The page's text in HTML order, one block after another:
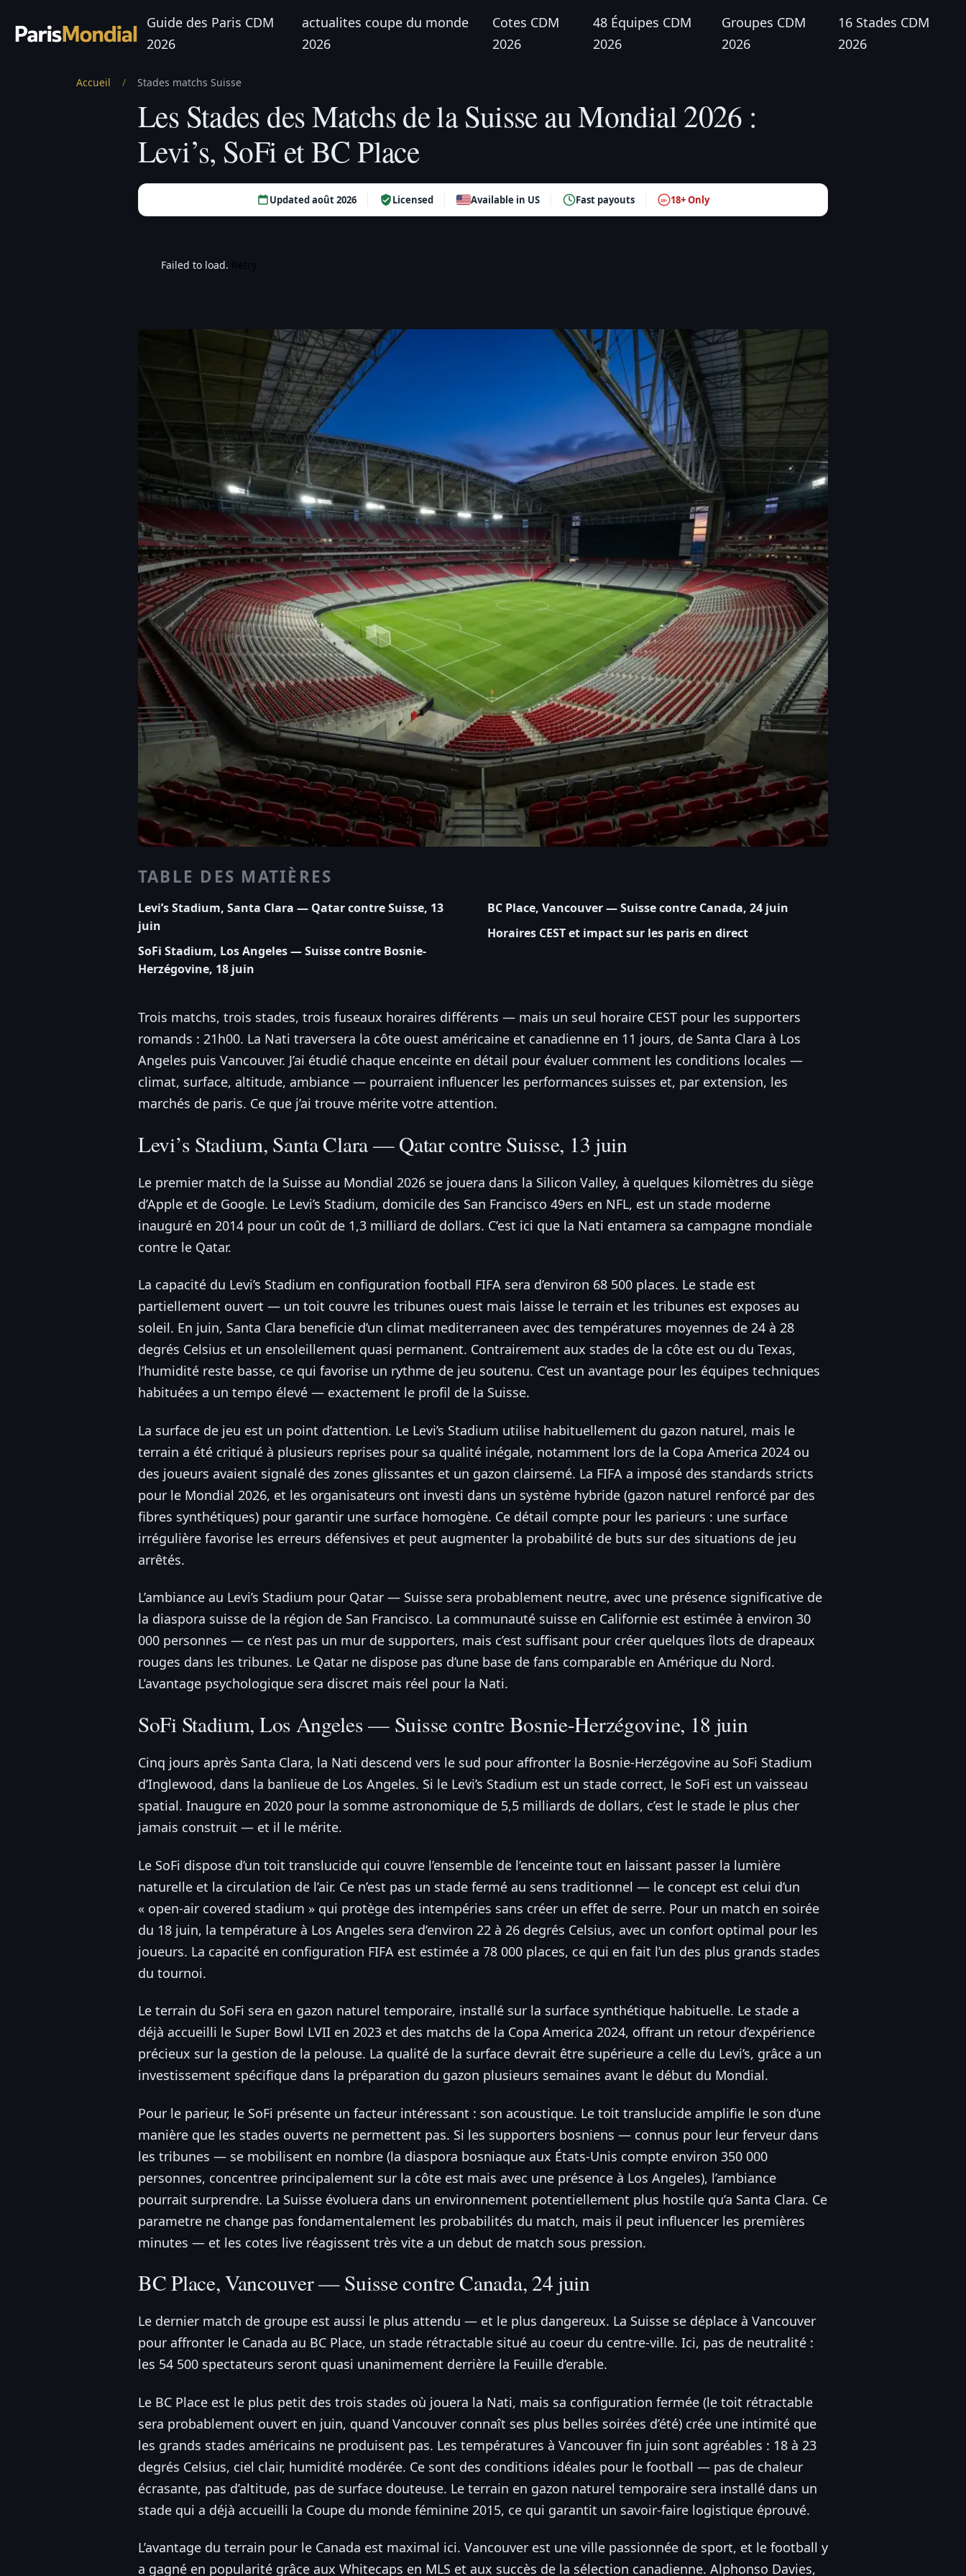
Guide des Paris CDM
2026
actualites coupe du monde
2026
Cotes CDM
2026
48 Équipes CDM
2026
Groupes CDM
2026
16 Stades CDM
2026
Accueil / Stades matchs Suisse
Les Stades des Matchs de la Suisse au Mondial 2026 :
Levi’s, SoFi et BC Place
Updated août 2026 Licensed Available in US Fast payouts 18+ 18+ Only
Failed to load.
TABLE DES MATIÈRES
Levi’s Stadium, Santa Clara — Qatar contre Suisse, 13
juin
SoFi Stadium, Los Angeles — Suisse contre Bosnie-
Herzégovine, 18 juin
BC Place, Vancouver — Suisse contre Canada, 24 juin
Horaires CEST et impact sur les paris en direct
Trois matchs, trois stades, trois fuseaux horaires différents — mais un seul horaire CEST pour les supporters
romands : 21h00. La Nati traversera la côte ouest américaine et canadienne en 11 jours, de Santa Clara à Los
Angeles puis Vancouver. J’ai étudié chaque enceinte en détail pour évaluer comment les conditions locales —
climat, surface, altitude, ambiance — pourraient influencer les performances suisses et, par extension, les
marchés de paris. Ce que j’ai trouve mérite votre attention.
Levi’s Stadium, Santa Clara — Qatar contre Suisse, 13 juin
Le premier match de la Suisse au Mondial 2026 se jouera dans la Silicon Valley, à quelques kilomètres du siège
d’Apple et de Google. Le Levi’s Stadium, domicile des San Francisco 49ers en NFL, est un stade moderne
inauguré en 2014 pour un coût de 1,3 milliard de dollars. C’est ici que la Nati entamera sa campagne mondiale
contre le Qatar.
La capacité du Levi’s Stadium en configuration football FIFA sera d’environ 68 500 places. Le stade est
partiellement ouvert — un toit couvre les tribunes ouest mais laisse le terrain et les tribunes est exposes au
soleil. En juin, Santa Clara beneficie d’un climat mediterraneen avec des températures moyennes de 24 à 28
degrés Celsius et un ensoleillement quasi permanent. Contrairement aux stades de la côte est ou du Texas,
l’humidité reste basse, ce qui favorise un rythme de jeu soutenu. C’est un avantage pour les équipes techniques
habituées a un tempo élevé — exactement le profil de la Suisse.
La surface de jeu est un point d’attention. Le Levi’s Stadium utilise habituellement du gazon naturel, mais le
terrain a été critiqué à plusieurs reprises pour sa qualité inégale, notamment lors de la Copa America 2024 ou
des joueurs avaient signalé des zones glissantes et un gazon clairsemé. La FIFA a imposé des standards stricts
pour le Mondial 2026, et les organisateurs ont investi dans un système hybride (gazon naturel renforcé par des
fibres synthétiques) pour garantir une surface homogène. Ce détail compte pour les parieurs : une surface
irrégulière favorise les erreurs défensives et peut augmenter la probabilité de buts sur des situations de jeu
arrêtés.
L’ambiance au Levi’s Stadium pour Qatar — Suisse sera probablement neutre, avec une présence significative de
la diaspora suisse de la région de San Francisco. La communauté suisse en Californie est estimée à environ 30
000 personnes — ce n’est pas un mur de supporters, mais c’est suffisant pour créer quelques îlots de drapeaux
rouges dans les tribunes. Le Qatar ne dispose pas d’une base de fans comparable en Amérique du Nord.
L’avantage psychologique sera discret mais réel pour la Nati.
SoFi Stadium, Los Angeles — Suisse contre Bosnie-Herzégovine, 18 juin
Cinq jours après Santa Clara, la Nati descend vers le sud pour affronter la Bosnie-Herzégovine au SoFi Stadium
d’Inglewood, dans la banlieue de Los Angeles. Si le Levi’s Stadium est un stade correct, le SoFi est un vaisseau
spatial. Inaugure en 2020 pour la somme astronomique de 5,5 milliards de dollars, c’est le stade le plus cher
jamais construit — et il le mérite.
Le SoFi dispose d’un toit translucide qui couvre l’ensemble de l’enceinte tout en laissant passer la lumière
naturelle et la circulation de l’air. Ce n’est pas un stade fermé au sens traditionnel — le concept est celui d’un
« open-air covered stadium » qui protège des intempéries sans créer un effet de serre. Pour un match en soirée
du 18 juin, la température à Los Angeles sera d’environ 22 à 26 degrés Celsius, avec un confort optimal pour les
joueurs. La capacité en configuration FIFA est estimée a 78 000 places, ce qui en fait l’un des plus grands stades
du tournoi.
Le terrain du SoFi sera en gazon naturel temporaire, installé sur la surface synthétique habituelle. Le stade a
déjà accueilli le Super Bowl LVII en 2023 et des matchs de la Copa America 2024, offrant un retour d’expérience
précieux sur la gestion de la pelouse. La qualité de la surface devrait être supérieure a celle du Levi’s, grâce a un
investissement spécifique dans la préparation du gazon plusieurs semaines avant le début du Mondial.
Pour le parieur, le SoFi présente un facteur intéressant : son acoustique. Le toit translucide amplifie le son d’une
manière que les stades ouverts ne permettent pas. Si les supporters bosniens — connus pour leur ferveur dans
les tribunes — se mobilisent en nombre (la diaspora bosniaque aux États-Unis compte environ 350 000
personnes, concentree principalement sur la côte est mais avec une présence à Los Angeles), l’ambiance
pourrait surprendre. La Suisse évoluera dans un environnement potentiellement plus hostile qu’a Santa Clara. Ce
parametre ne change pas fondamentalement les probabilités du match, mais il peut influencer les premières
minutes — et les cotes live réagissent très vite a un debut de match sous pression.
BC Place, Vancouver — Suisse contre Canada, 24 juin
Le dernier match de groupe est aussi le plus attendu — et le plus dangereux. La Suisse se déplace à Vancouver
pour affronter le Canada au BC Place, un stade rétractable situé au coeur du centre-ville. Ici, pas de neutralité :
les 54 500 spectateurs seront quasi unanimement derrière la Feuille d’erable.
Le BC Place est le plus petit des trois stades où jouera la Nati, mais sa configuration fermée (le toit rétractable
sera probablement ouvert en juin, quand Vancouver connaît ses plus belles soirées d’été) crée une intimité que
les grands stades américains ne produisent pas. Les températures à Vancouver fin juin sont agréables : 18 à 23
degrés Celsius, ciel clair, humidité modérée. Ce sont des conditions idéales pour le football — pas de chaleur
écrasante, pas d’altitude, pas de surface douteuse. Le terrain en gazon naturel temporaire sera installé dans un
stade qui a déjà accueilli la Coupe du monde féminine 2015, ce qui garantit un savoir-faire logistique éprouvé.
L’avantage du terrain pour le Canada est maximal ici. Vancouver est une ville passionnée de sport, et le football y
a gagné en popularité grâce aux Whitecaps en MLS et aux succès de la sélection canadienne. Alphonso Davies,